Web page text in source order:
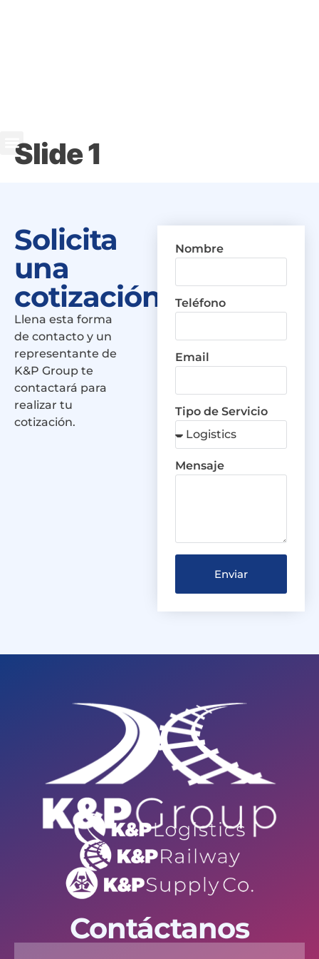
Slide 1
Solicita
una
cotización
Llena esta forma
de contacto y un
representante de
K&P Group te
contactará para
realizar tu
cotización.
Nombre
Teléfono
Email
Tipo de Servicio
Mensaje
Enviar
Contáctanos